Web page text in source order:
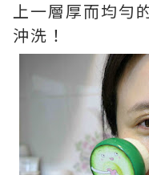
上一層厚而均勻
沖洗！